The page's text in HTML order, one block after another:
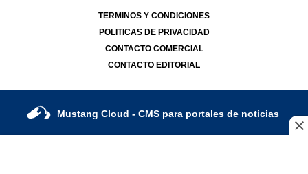
TERMINOS Y CONDICIONES
POLITICAS DE PRIVACIDAD
CONTACTO COMERCIAL
CONTACTO EDITORIAL
Mustang Cloud - CMS para portales de noticias